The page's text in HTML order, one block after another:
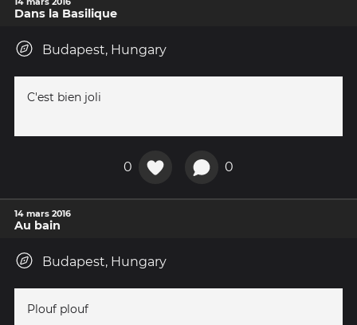
Dans la Basilique
Budapest, Hungary
C'est bien joli
0 0
14 mars 2016
Au bain
Budapest, Hungary
Plouf plouf